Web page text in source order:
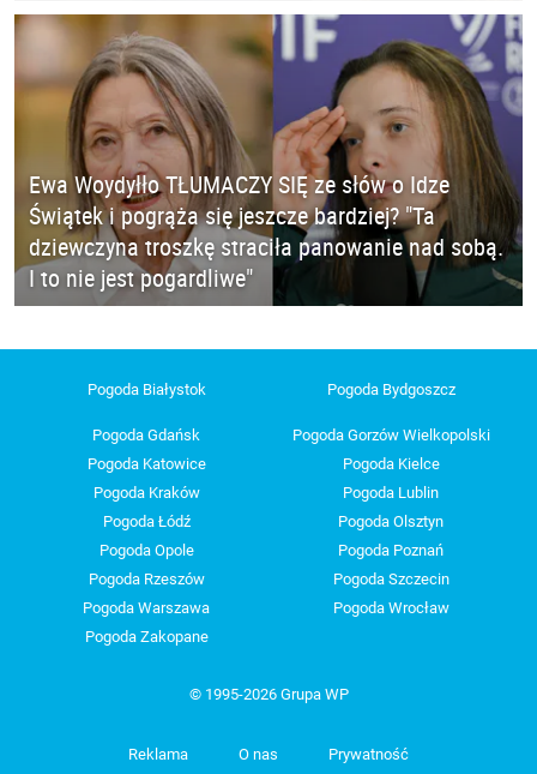
Ewa Woydyłło TŁUMACZY SIĘ ze słów o Idze
Świątek i pogrąża się jeszcze bardziej? "Ta
dziewczyna troszkę straciła panowanie nad sobą.
I to nie jest pogardliwe"
Pogoda Białystok Pogoda Bydgoszcz
Pogoda Gdańsk
Pogoda Gorzów Wielkopolski
Pogoda Katowice
Pogoda Kielce
Pogoda Kraków
Pogoda Lublin
Pogoda Łódź
Pogoda Olsztyn
Pogoda Opole
Pogoda Poznań
Pogoda Rzeszów
Pogoda Szczecin
Pogoda Warszawa
Pogoda Wrocław
Pogoda Zakopane
© 1995-2026 Grupa WP
Reklama O nas Prywatność